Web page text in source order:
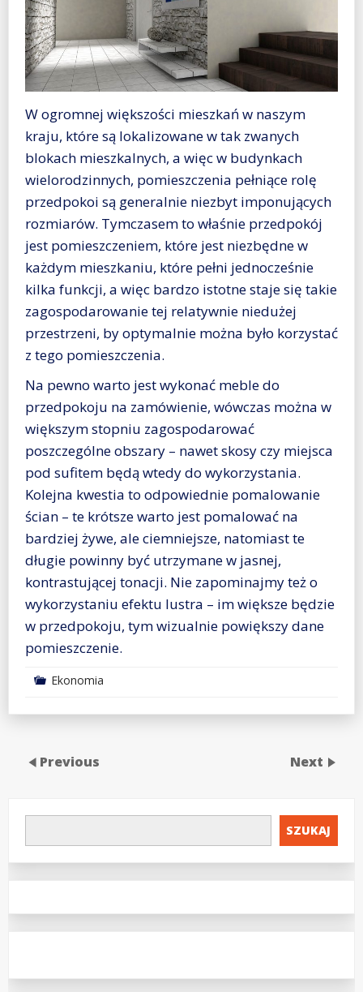
W ogromnej większości mieszkań w naszym
kraju, które są lokalizowane w tak zwanych
blokach mieszkalnych, a więc w budynkach
wielorodzinnych, pomieszczenia pełniące rolę
przedpokoi są generalnie niezbyt imponujących
rozmiarów. Tymczasem to właśnie przedpokój
jest pomieszczeniem, które jest niezbędne w
każdym mieszkaniu, które pełni jednocześnie
kilka funkcji, a więc bardzo istotne staje się takie
zagospodarowanie tej relatywnie niedużej
przestrzeni, by optymalnie można było korzystać
z tego pomieszczenia.
Na pewno warto jest wykonać meble do
przedpokoju na zamówienie, wówczas można w
większym stopniu zagospodarować
poszczególne obszary – nawet skosy czy miejsca
pod sufitem będą wtedy do wykorzystania.
Kolejna kwestia to odpowiednie pomalowanie
ścian – te krótsze warto jest pomalować na
bardziej żywe, ale ciemniejsze, natomiast te
długie powinny być utrzymane w jasnej,
kontrastującej tonacji. Nie zapominajmy też o
wykorzystaniu efektu lustra – im większe będzie
w przedpokoju, tym wizualnie powiększy dane
pomieszczenie.
Ekonomia
Previous Next
SZUKAJ